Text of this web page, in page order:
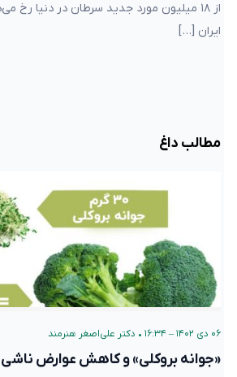
از ۱۸ میلیون مورد جدید سرطان در دنیا
ایران […]
مطالب داغ
۰۶ دی ۱۴۰۲ – ۱۶:۳۴ • دکتر علی‌اصغر هنرمند
«جوانه بروکلی» و کاهش عوارض ناشی